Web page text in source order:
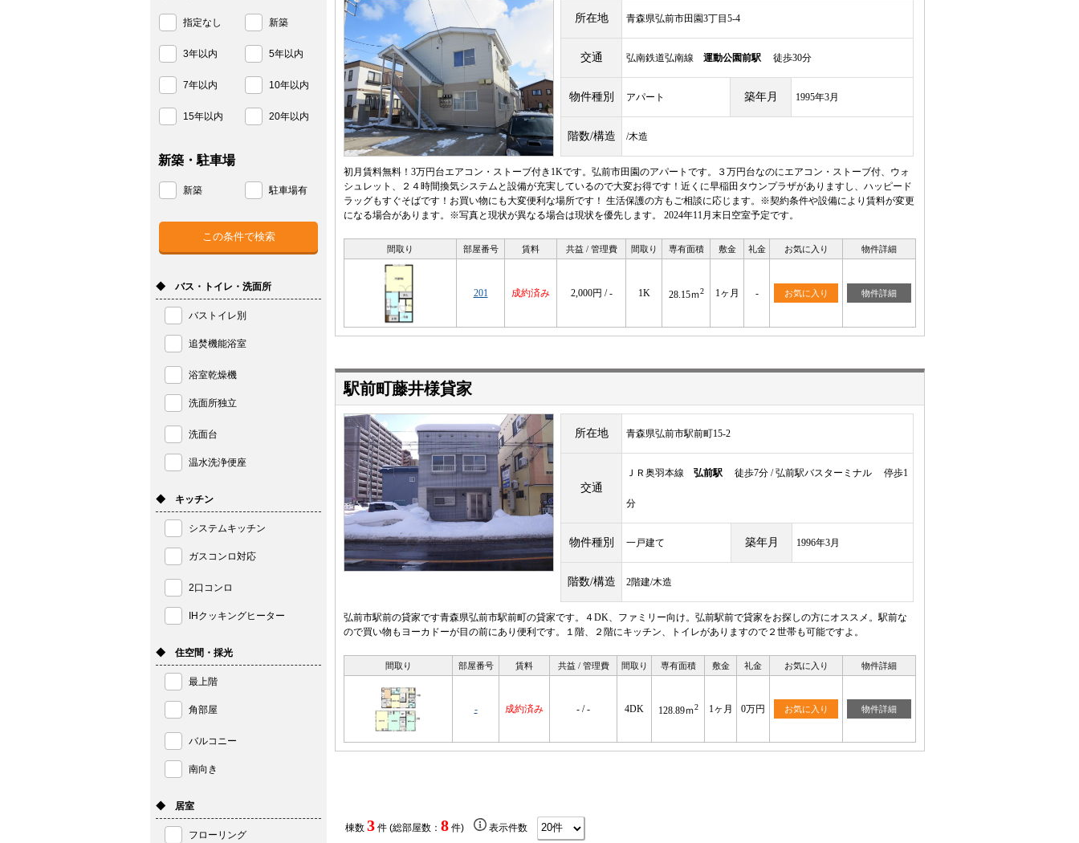
所在地 青森県弘前市田園3丁目5-4
交通 弘南鉄道弘南線 運動公園前駅 徒歩30分
物件種別 アパート 築年月 1995年3月
階数/構造 /木造
初月賃料無料！3万円台エアコン・ストーブ付き1Kです。弘前市田園のアパートです。３万円台なのにエアコン・ストーブ付、ウォ
シュレット、２４時間換気システムと設備が充実しているので大変お得です！近くに早稲田タウンプラザがありますし、ハッピード
ラッグもすぐそばです！お買い物にも大変便利な場所です！ 生活保護の方もご相談に応じます。※契約条件や設備により賃料が変更
になる場合があります。※写真と現状が異なる場合は現状を優先します。 2024年11月末日空室予定です。
間取り 部屋番号 賃料 共益 / 管理費 間取り 専有面積 敷金 礼金 お気に入り 物件詳細
201 成約済み 2,000円 / - 1K 28.15ｍ2 1ヶ月 - お気に入り 物件詳細
駅前町藤井様貸家
所在地 青森県弘前市駅前町15-2
交通
ＪＲ奥羽本線 弘前駅 徒歩7分 / 弘前駅バスターミナル 停歩1
分
物件種別 一戸建て 築年月 1996年3月
階数/構造 2階建/木造
弘前市駅前の貸家です青森県弘前市駅前町の貸家です。４DK、ファミリー向け。弘前駅前で貸家をお探しの方にオススメ。駅前な
ので買い物もヨーカドーが目の前にあり便利です。１階、２階にキッチン、トイレがありますので２世帯も可能ですよ。
間取り 部屋番号 賃料 共益 / 管理費 間取り 専有面積 敷金 礼金 お気に入り 物件詳細
- 成約済み - / - 4DK 128.89ｍ2 1ヶ月 0万円 お気に入り 物件詳細
棟数 3件 (総部屋数： 8件) 表示件数
指定なし 新築
3年以内 5年以内
7年以内 10年以内
15年以内 20年以内
新築・駐車場
新築 駐車場有
◆ バス・トイレ・洗面所
バストイレ別
追焚機能浴室
浴室乾燥機
洗面所独立
洗面台
温水洗浄便座
◆ キッチン
システムキッチン
ガスコンロ対応
2口コンロ
IHクッキングヒーター
◆ 住空間・採光
最上階
角部屋
バルコニー
南向き
◆ 居室
フローリング